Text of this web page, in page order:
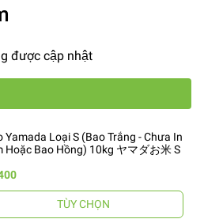
được cập nhật
Yamada Loại S (Bao Trắng - Chưa In
Hoặc Bao Hồng) 10kg ヤマダお米 S
TÙY CHỌN